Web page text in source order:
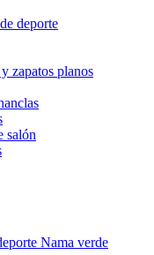
deporte
zapatos planos
salón